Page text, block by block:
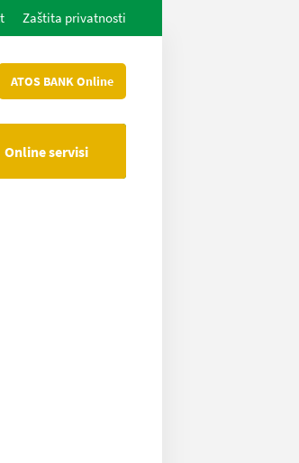
Zaštita privatnosti
ATOS BANK Online
Online servisi